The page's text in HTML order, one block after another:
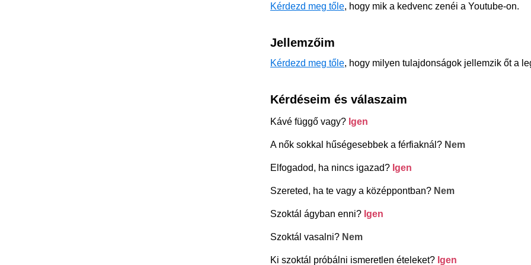
Kérdezd meg tőle, hogy mik a kedvenc zenéi a Youtube-on.
Jellemzőim
Kérdezd meg tőle, hogy milyen tulajdonságok jellemzik őt a
Kérdéseim és válaszaim
Kávé függő vagy? Igen
A nők sokkal hűségesebbek a férfiaknál? Nem
Elfogadod, ha nincs igazad? Igen
Szereted, ha te vagy a középpontban? Nem
Szoktál ágyban enni? Igen
Szoktál vasalni? Nem
Ki szoktál próbálni ismeretlen ételeket? Igen